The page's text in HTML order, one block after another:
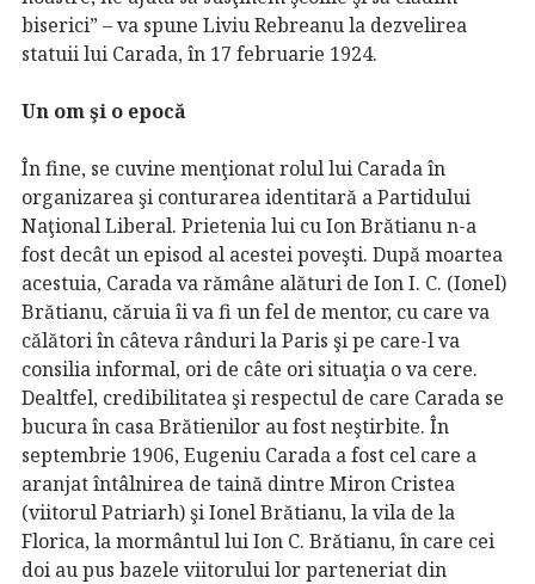
biserici” – va spune Liviu Rebreanu la dezvelirea
statuii lui Carada, în 17 februarie 1924.
Un om şi o epocă
În fine, se cuvine menţionat rolul lui Carada în
organizarea şi conturarea identitară a Partidului
Naţional Liberal. Prietenia lui cu Ion Brătianu n-a
fost decât un episod al acestei poveşti. După moartea
acestuia, Carada va rămâne alături de Ion I. C. (Ionel)
Brătianu, căruia îi va fi un fel de mentor, cu care va
călători în câteva rânduri la Paris şi pe care-l va
consilia informal, ori de câte ori situaţia o va cere.
Dealtfel, credibilitatea şi respectul de care Carada se
bucura în casa Brătienilor au fost neştirbite. În
septembrie 1906, Eugeniu Carada a fost cel care a
aranjat întâlnirea de taină dintre Miron Cristea
(viitorul Patriarh) şi Ionel Brătianu, la vila de la
Florica, la mormântul lui Ion C. Brătianu, în care cei
doi au pus bazele viitorului lor parteneriat din